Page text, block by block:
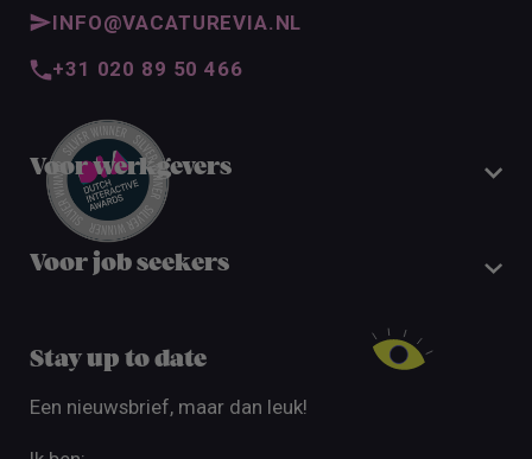
INFO@VACATUREVIA.NL
+31 020 89 50 466
Voor werkgevers
Voor job seekers
Stay up to date
Een nieuwsbrief, maar dan leuk!